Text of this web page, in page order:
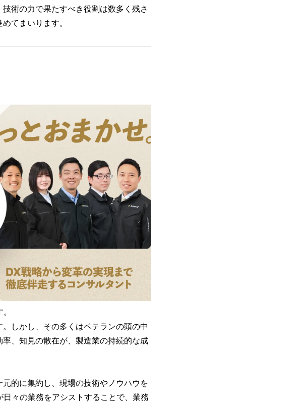
術の力で果たすべき役割は数多く残さ
てまいります。
しかし、その多くはベテランの頭の中
、知見の散在が、製造業の持続的な成
的に集約し、現場の技術やノウハウを
々の業務をアシストすることで、業務